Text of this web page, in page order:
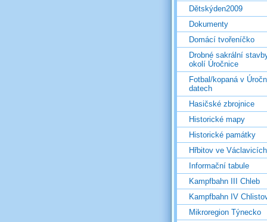
Dětskýden2009
Dokumenty
Domácí tvořeníčko
Drobné sakrální
okolí Úročnice
Fotbal/kopaná v
datech
Hasičské zbrojnice
Historické mapy
Historické památky
Hřbitov ve Václavicích
Informační tabule
Kampfbahn III Chleb
Kampfbahn IV
Mikroregion Týnecko